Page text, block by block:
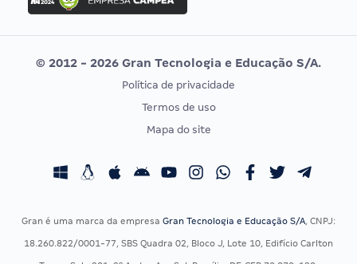
Concurso MPU
Editais publicados
Vunesp
CONCURSOS POR PROFISSÃO
Concursos Fiscais
Concursos Saúde
EXAME DE ORDEM
Calendário OAB
© 2012 - 2026 Gran Tecnologia e Educação S/A.
Política de privacidade
Termos de uso
Mapa do site
Gran é uma marca da empresa Gran Tecnologia e Educação S/A, CNPJ:
18.260.822/0001-77, SBS Quadra 02, Bloco J, Lote 10, Edifício Carlton